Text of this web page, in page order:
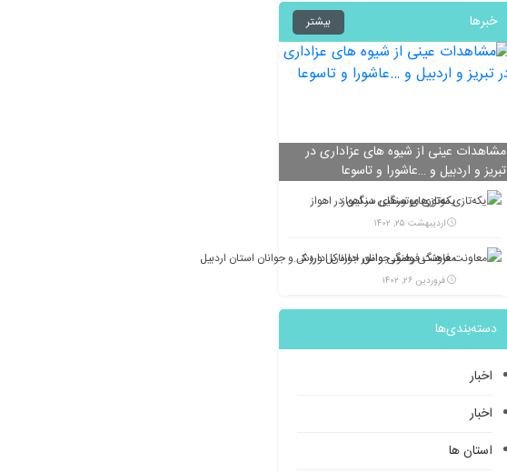
خبرها بیشتر
مشاهدات عینی از شیوه های عزاداری در
تبریز و اردبیل و …عاشورا و تاسوعا
یکه‌تازی موتورهای سنگین در اهواز
اردیبهشت ۲۵, ۱۴۰۲
معاونت فرهنگی وامور جوانان اداره کل ورزش و جوانان استان اردبیل
فروردین ۲۶, ۱۴۰۲
دسته‌بندی‌ها
اخبار
اخبار
استان ها